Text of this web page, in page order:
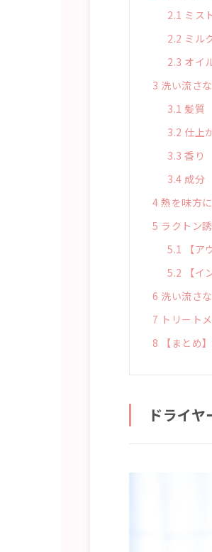
2.1 ミス
2.2 ミル
2.3 オイ
3 洗い流さ
3.1 髪質
3.2 仕上
3.3 香り
3.4 成分
4 熱を味方
5 ラクトン
5.1 【ア
5.2 【イ
6 洗い流さ
7 トリート
8 【まとめ
ドライ